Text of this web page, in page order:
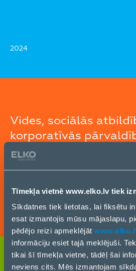
Tīmekļa vietnē www.elko.lv tiek
Sīkdatnes tiek lietotas, lai fiksētu
esat izmantojis mūsu mājaslapu,
pēdējo reizi apmeklējāt
informāciju esiet tajā meklējuši.
tikai šī tīmekļa vietne, tādēļ šai
neviens cits. Mēs izmantojam
2024. gads paliks atmiņā kā
aprites ekonomikai ELKO
2024
Vides, sociālās
korporatīvās
pārskats 2023. gadā
2023